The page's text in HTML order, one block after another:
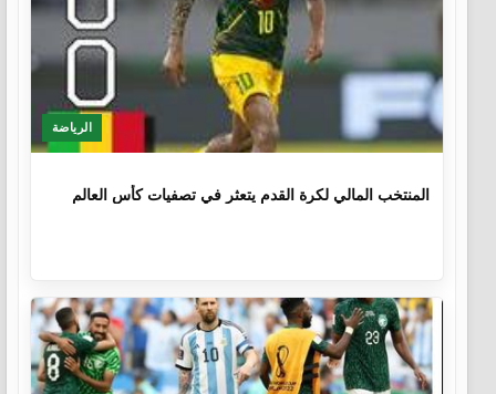
الرياضة
المنتخب المالي لكرة القدم يتعثر في تصفيات كأس العالم